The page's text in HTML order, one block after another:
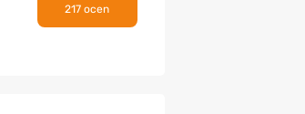
217 ocen